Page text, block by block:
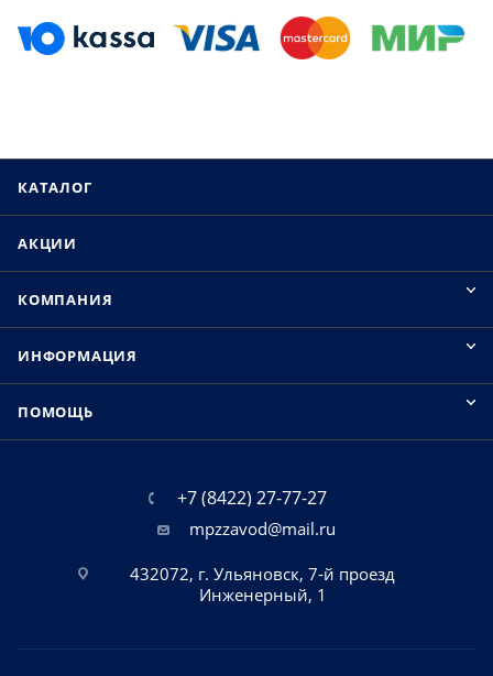
КАТАЛОГ
АКЦИИ
КОМПАНИЯ
ИНФОРМАЦИЯ
ПОМОЩЬ
+7 (8422) 27-77-27
mpzzavod@mail.ru
432072, г. Ульяновск, 7-й проезд
Инженерный, 1